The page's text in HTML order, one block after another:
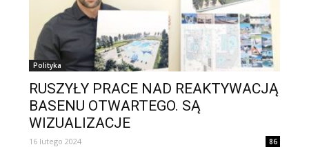
Polityka
RUSZYŁY PRACE NAD REAKTYWACJĄ
BASENU OTWARTEGO. SĄ
WIZUALIZACJE
16 lutego 2024 86